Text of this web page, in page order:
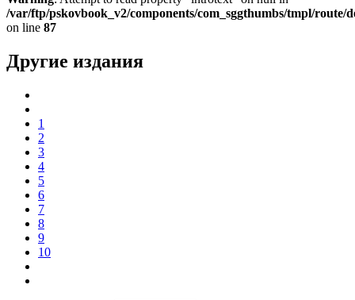
/var/ftp/pskovbook_v2/components/com_sggthumbs/tmpl/route/
on line 87
Другие издания
1
2
3
4
5
6
7
8
9
10